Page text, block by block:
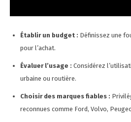
Établir un budget : Définissez une
pour l’achat.
Évaluer l’usage : Considérez
urbaine ou routière.
Choisir des marques fiables :
reconnues comme Ford, Volvo,